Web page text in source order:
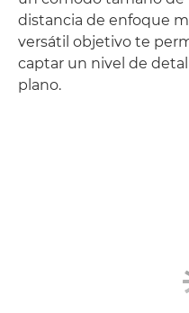
distancia de enfoque
versátil objetivo te
captar un nivel de
plano.